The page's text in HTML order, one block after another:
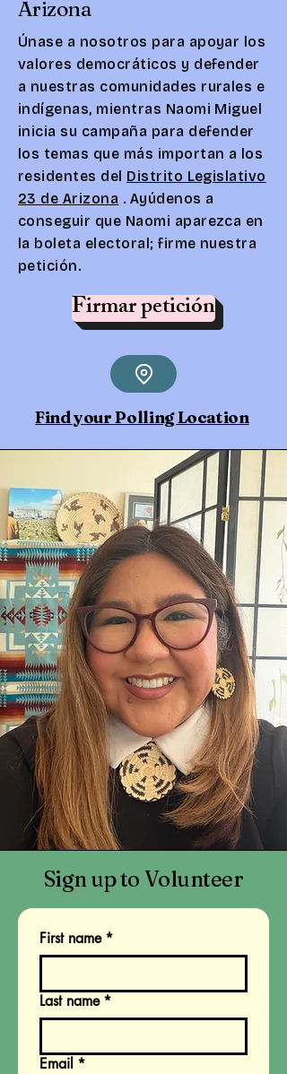
Arizona
Únase a nosotros para apoyar los
valores democráticos y defender
a nuestras comunidades rurales e
indígenas, mientras Naomi Miguel
inicia su campaña para defender
los temas que más importan a los
residentes del Distrito Legislativo
23 de Arizona . Ayúdenos a
conseguir que Naomi aparezca en
la boleta electoral; firme nuestra
petición.
Firmar petición
Find your Polling Location
Sign up to Volunteer
First name *
Last name *
Email *